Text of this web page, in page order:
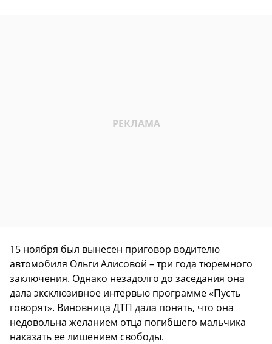
15 ноября был вынесен приговор водителю
автомобиля Ольги Алисовой – три года тюремного
заключения. Однако незадолго до заседания она
дала эксклюзивное интервью программе «Пусть
говорят». Виновница ДТП дала понять, что она
недовольна желанием отца погибшего мальчика
наказать ее лишением свободы.